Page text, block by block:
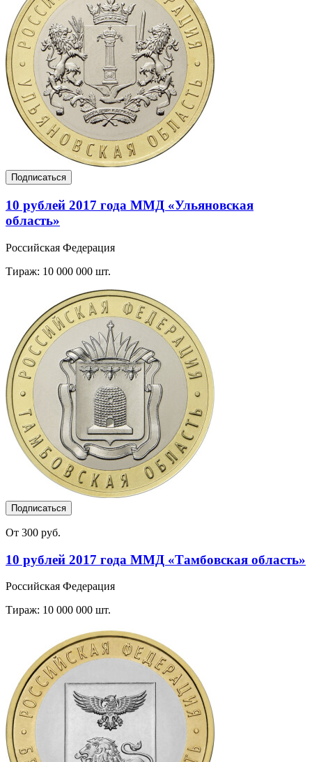
Подписаться
10 рублей 2017 года ММД «Ульяновская
область»
Российская Федерация
Тираж: 10 000 000 шт.
Подписаться
От 300 руб.
10 рублей 2017 года ММД «Тамбовская область»
Российская Федерация
Тираж: 10 000 000 шт.